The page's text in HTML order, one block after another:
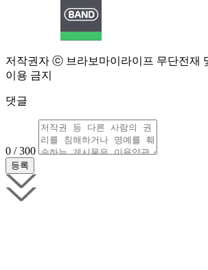
저작권자 ⓒ 브라보마이라이프 무단전재
이용 금지
댓글
0 / 300